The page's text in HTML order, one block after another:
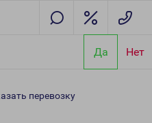
Да Нет
перевозку